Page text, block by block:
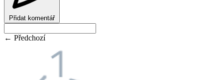
Přidat komentář
← Předchozí